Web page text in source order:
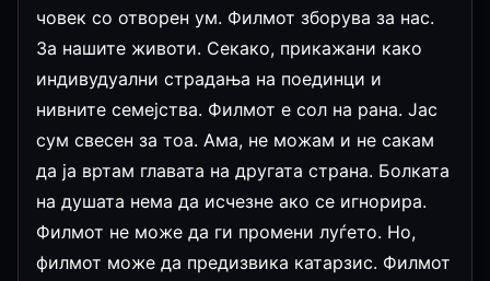
човек со отворен ум. Филмот зборува за нас.
За нашите животи. Секако, прикажани како
индивудуални страдања на поединци и
нивните семејства. Филмот е сол на рана. Јас
сум свесен за тоа. Ама, не можам и не сакам
да ја вртам главата на другата страна. Болката
на душата нема да исчезне ако се игнорира.
Филмот не може да ги промени луѓето. Но,
филмот може да предизвика катарзис. Филмот